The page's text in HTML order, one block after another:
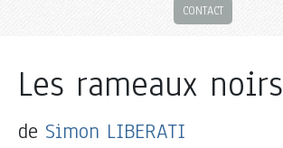
CONTACT
Les rameaux noirs
de Simon LIBERATI